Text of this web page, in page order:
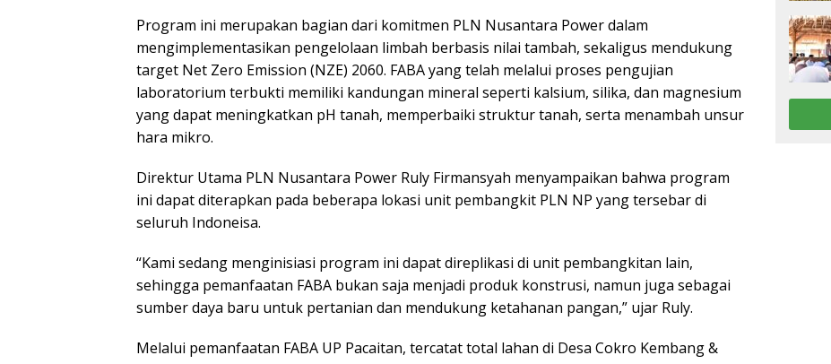
Program ini merupakan bagian dari komitmen PLN Nusantara Power dalam
mengimplementasikan pengelolaan limbah berbasis nilai tambah, sekaligus mendukung
target Net Zero Emission (NZE) 2060. FABA yang telah melalui proses pengujian
laboratorium terbukti memiliki kandungan mineral seperti kalsium, silika, dan magnesium
yang dapat meningkatkan pH tanah, memperbaiki struktur tanah, serta menambah unsur
hara mikro.
Direktur Utama PLN Nusantara Power Ruly Firmansyah menyampaikan bahwa program
ini dapat diterapkan pada beberapa lokasi unit pembangkit PLN NP yang tersebar di
seluruh Indoneisa.
“Kami sedang menginisiasi program ini dapat direplikasi di unit pembangkitan lain,
sehingga pemanfaatan FABA bukan saja menjadi produk konstrusi, namun juga sebagai
sumber daya baru untuk pertanian dan mendukung ketahanan pangan,” ujar Ruly.
Melalui pemanfaatan FABA UP Pacaitan, tercatat total lahan di Desa Cokro Kembang &